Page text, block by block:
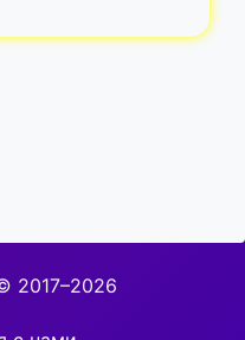
2017–2026